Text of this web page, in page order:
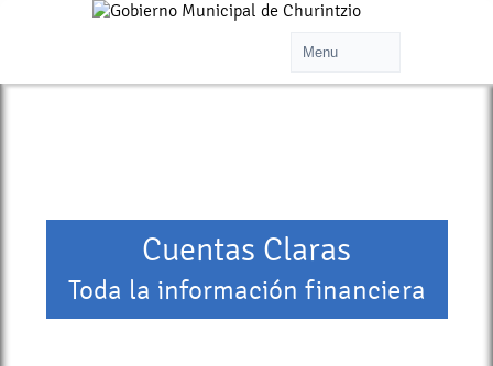
Cuentas Claras
Toda la información financiera